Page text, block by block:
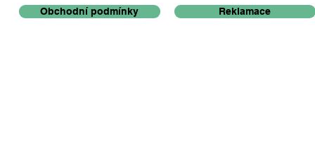
Obchodní podmínky Reklamace